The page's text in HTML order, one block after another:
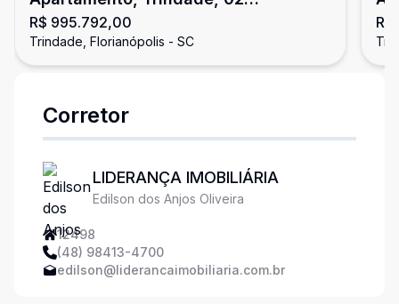
dormitórios/01 suíte.
R$ 995.792,00
Trindade, Florianópolis - SC
Corretor
LIDERANÇA IMOBILIÁRIA
Edilson dos Anjos Oliveira
12498
(48) 98413-4700
edilson@liderancaimobiliaria.com.br